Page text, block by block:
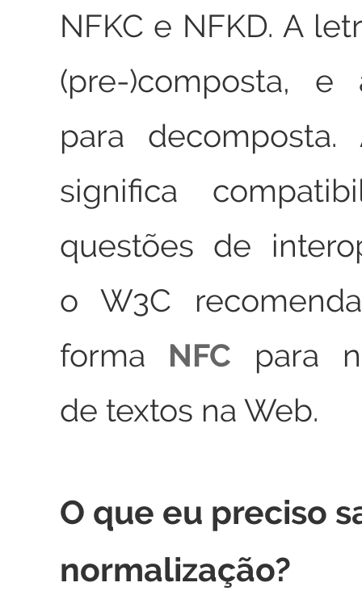
NFKC e NFKD. A
(pre-)composta,
para
significa
questões de
o W3C
forma NFC para
de textos na Web.
O que eu preciso
normalização?